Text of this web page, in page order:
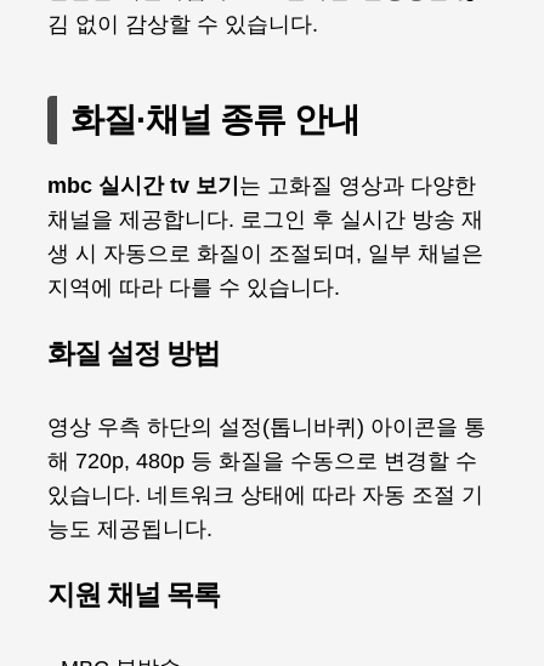
김 없이 감상할 수 있습니다.
화질·채널 종류 안내
mbc 실시간 tv 보기 는 고화질 영상과 다양한
채널을 제공합니다. 로그인 후 실시간 방송 재
생 시 자동으로 화질이 조절되며, 일부 채널은
지역에 따라 다를 수 있습니다.
화질 설정 방법
영상 우측 하단의 설정(톱니바퀴) 아이콘을 통
해 720p, 480p 등 화질을 수동으로 변경할 수
있습니다. 네트워크 상태에 따라 자동 조절 기
능도 제공됩니다.
지원 채널 목록